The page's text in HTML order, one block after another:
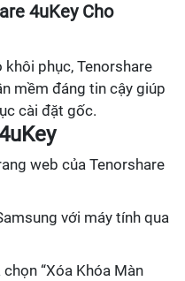
4uKey Cho
khôi phục, Tenorshare
mềm đáng tin cậy giúp
cài đặt gốc.
web của Tenorshare
với máy tính qua
“Xóa Khóa Màn